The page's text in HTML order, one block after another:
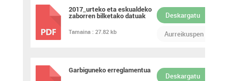
PDF
2017_urteko eta eskualdeko
zaborren bilketako datuak
Tamaina : 27.82 kb
Deskargatu
Aurreikuspen
Garbiguneko erreglamentua
Deskargatu